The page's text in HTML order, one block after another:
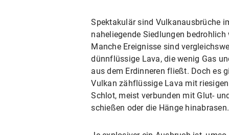
Spektakulär sind Vulkanausbrüche
naheliegende Siedlungen
Manche Ereignisse sind
dünnflüssige Lava, die wenig Gas
aus dem Erdinneren fließt. Doch es
Vulkan zähflüssige Lava mit
Schlot, meist verbunden mit Glut-
schießen oder die Hänge hinabrasen.